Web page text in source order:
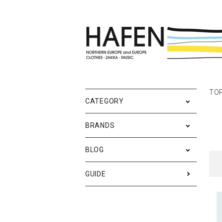
バッグ
メンズファッション
RESTOCK / 再入荷
Event
CATEGORY
BRANDS
BLOG
GUIDE